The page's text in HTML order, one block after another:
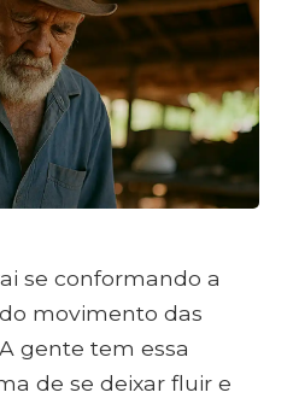
se conformando a
movimento das
gente tem essa
de se deixar fluir e